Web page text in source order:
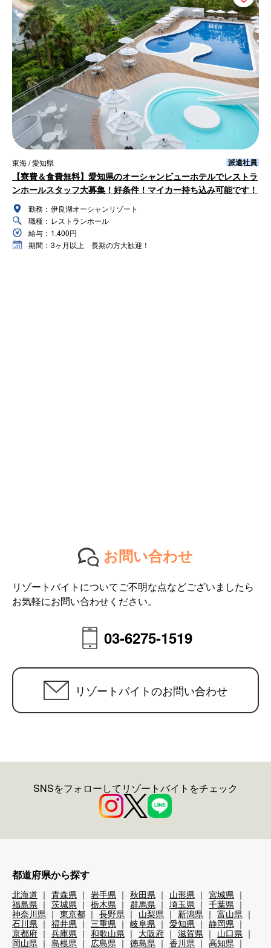
東海 / 愛知県 派遣社員
【寮費＆食費無料】愛知県のオーシャンビューホテルでレストラ
ンホールスタッフ大募集！好条件！マイカー持ち込み可能です！
勤務： 伊良湖オーシャンリゾート
職種： レストランホール
給与： 1,400円
期間： 3ヶ月以上 長期の方大歓迎！
お問い合わせ
リゾートバイトについてご不明な点などございましたら
お気軽にお問い合わせください。
03-6275-1519
リゾートバイトのお問い合わせ
SNSをフォローしてリゾートバイトをチェック
都道府県から探す
北海道 青森県 岩手県 秋田県 山形県
宮城県
福島県
茨城県 栃木県 群馬県 埼玉県
千葉県
神奈川県
東京都 長野県 山梨県 新潟県
富山県
石川県
福井県 三重県 岐阜県 愛知県
静岡県
京都府
兵庫県 和歌山県 大阪府 滋賀県
山口県
岡山県
島根県 広島県 徳島県 香川県
高知県